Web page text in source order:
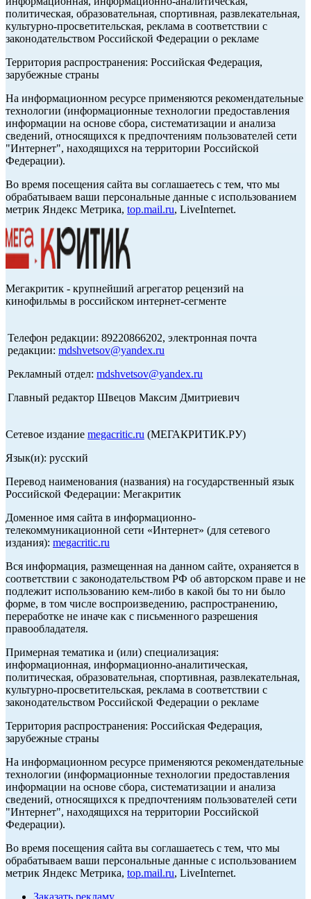
политическая, образовательная, спортивная, развлекательная,
культурно-просветительская, реклама в соответствии с
законодательством Российской Федерации о рекламе
Территория распространения: Российская Федерация,
зарубежные страны
На информационном ресурсе применяются рекомендательные
технологии (информационные технологии предоставления
информации на основе сбора, систематизации и анализа
сведений, относящихся к предпочтениям пользователей сети
"Интернет", находящихся на территории Российской
Федерации).
Во время посещения сайта вы соглашаетесь с тем, что мы
обрабатываем ваши персональные данные с использованием
метрик Яндекс Метрика, top.mail.ru, LiveInternet.
Мегакритик - крупнейший агрегатор рецензий на
кинофильмы в российском интернет-сегменте
Телефон редакции: 89220866202, электронная почта
редакции: mdshvetsov@yandex.ru
Рекламный отдел: mdshvetsov@yandex.ru
Главный редактор Швецов Максим Дмитриевич
Сетевое издание megacritic.ru (МЕГАКРИТИК.РУ)
Язык(и): русский
Перевод наименования (названия) на государственный язык
Российской Федерации: Мегакритик
Доменное имя сайта в информационно-
телекоммуникационной сети «Интернет» (для сетевого
издания): megacritic.ru
Вся информация, размещенная на данном сайте, охраняется в
соответствии с законодательством РФ об авторском праве и не
подлежит использованию кем-либо в какой бы то ни было
форме, в том числе воспроизведению, распространению,
переработке не иначе как с письменного разрешения
правообладателя.
Примерная тематика и (или) специализация:
информационная, информационно-аналитическая,
политическая, образовательная, спортивная, развлекательная,
культурно-просветительская, реклама в соответствии с
законодательством Российской Федерации о рекламе
Территория распространения: Российская Федерация,
зарубежные страны
На информационном ресурсе применяются рекомендательные
технологии (информационные технологии предоставления
информации на основе сбора, систематизации и анализа
сведений, относящихся к предпочтениям пользователей сети
"Интернет", находящихся на территории Российской
Федерации).
Во время посещения сайта вы соглашаетесь с тем, что мы
обрабатываем ваши персональные данные с использованием
метрик Яндекс Метрика, top.mail.ru, LiveInternet.